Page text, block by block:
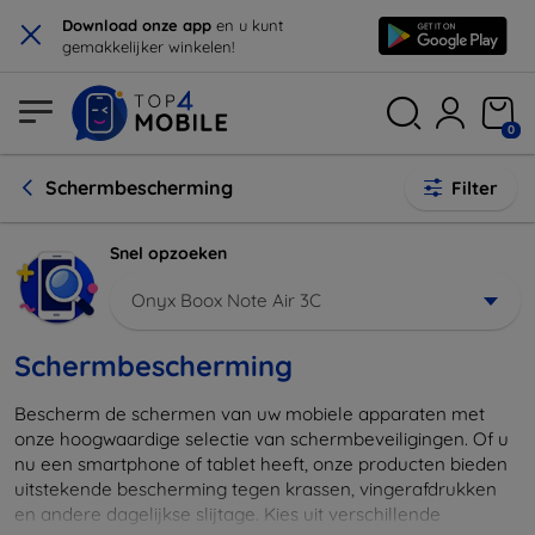
× Download onze app en u kunt
gemakkelijker winkelen!
0
Schermbescherming Filter
Snel opzoeken
Onyx Boox Note Air 3C
Schermbescherming
Bescherm de schermen van uw mobiele apparaten met
onze hoogwaardige selectie van schermbeveiligingen. Of u
nu een smartphone of tablet heeft, onze producten bieden
uitstekende bescherming tegen krassen, vingerafdrukken
en andere dagelijkse slijtage. Kies uit verschillende